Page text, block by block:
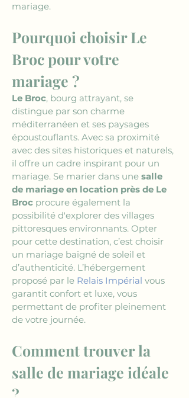
mariage.
Pourquoi choisir Le
Broc pour votre
mariage ?
Le Broc, bourg attrayant, se
distingue par son charme
méditerranéen et ses paysages
époustouflants. Avec sa proximité
avec des sites historiques et naturels,
il offre un cadre inspirant pour un
mariage. Se marier dans une salle
de mariage en location près de Le
Broc procure également la
possibilité d'explorer des villages
pittoresques environnants. Opter
pour cette destination, c’est choisir
un mariage baigné de soleil et
d’authenticité. L’hébergement
proposé par le Relais Impérial vous
garantit confort et luxe, vous
permettant de profiter pleinement
de votre journée.
Comment trouver la
salle de mariage idéale